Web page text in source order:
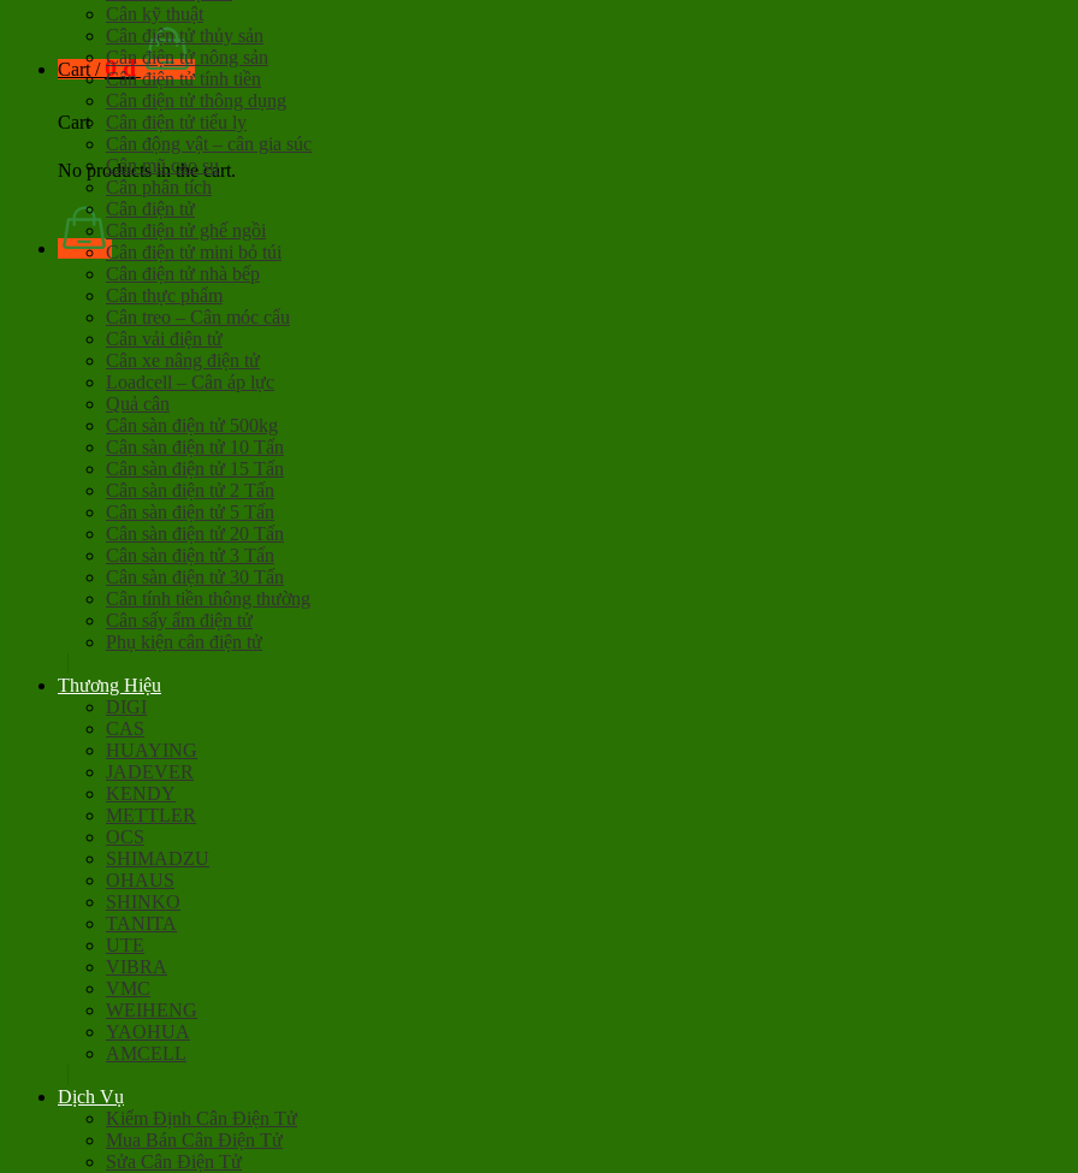
Cart /0đ
Cart
No products in the cart.
Cân kỹ thuật
Cân điện tử thủy sản
Cân điện tử nông sản
Cân điện tử tính tiền
Cân điện tử thông dụng
Cân điện tử tiểu ly
Cân động vật – cân gia súc
Cân mũ cao su
Cân phân tích
Cân điện tử
Cân điện tử ghế ngồi
Cân điện tử mini bỏ túi
Cân điện tử nhà bếp
Cân thực phẩm
Cân treo – Cân móc cẩu
Cân vải điện tử
Cân xe nâng điện tử
Loadcell – Cân áp lực
Quả cân
Cân sàn điện tử 500kg
Cân sàn điện tử 10 Tấn
Cân sàn điện tử 15 Tấn
Cân sàn điện tử 2 Tấn
Cân sàn điện tử 5 Tấn
Cân sàn điện tử 20 Tấn
Cân sàn điện tử 3 Tấn
Cân sàn điện tử 30 Tấn
Cân tính tiền thông thường
Cân sấy ẩm điện tử
Phụ kiện cân điện tử
Thương Hiệu
DIGI
CAS
HUAYING
JADEVER
KENDY
METTLER
OCS
SHIMADZU
OHAUS
SHINKO
TANITA
UTE
VIBRA
VMC
WEIHENG
YAOHUA
AMCELL
Dịch Vụ
Kiểm Định Cân Điện Tử
Mua Bán Cân Điện Tử
Sửa Cân Điện Tử